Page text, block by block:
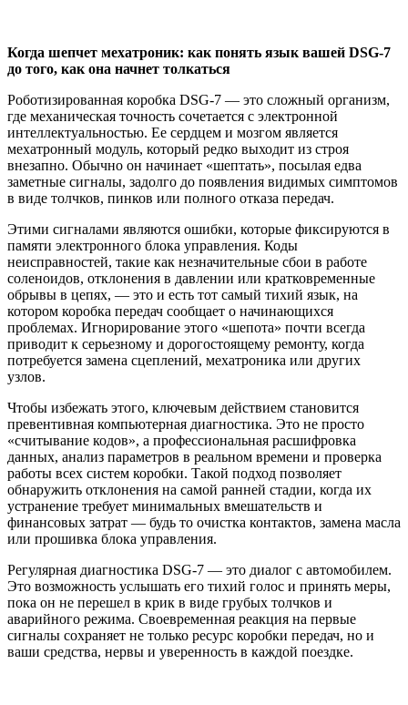
Когда шепчет мехатроник: как понять язык вашей DSG-7
до того, как она начнет толкаться
Роботизированная коробка DSG-7 — это сложный организм,
где механическая точность сочетается с электронной
интеллектуальностью. Ее сердцем и мозгом является
мехатронный модуль, который редко выходит из строя
внезапно. Обычно он начинает «шептать», посылая едва
заметные сигналы, задолго до появления видимых симптомов
в виде толчков, пинков или полного отказа передач.
Этими сигналами являются ошибки, которые фиксируются в
памяти электронного блока управления. Коды
неисправностей, такие как незначительные сбои в работе
соленоидов, отклонения в давлении или кратковременные
обрывы в цепях, — это и есть тот самый тихий язык, на
котором коробка передач сообщает о начинающихся
проблемах. Игнорирование этого «шепота» почти всегда
приводит к серьезному и дорогостоящему ремонту, когда
потребуется замена сцеплений, мехатроника или других
узлов.
Чтобы избежать этого, ключевым действием становится
превентивная компьютерная диагностика. Это не просто
«считывание кодов», а профессиональная расшифровка
данных, анализ параметров в реальном времени и проверка
работы всех систем коробки. Такой подход позволяет
обнаружить отклонения на самой ранней стадии, когда их
устранение требует минимальных вмешательств и
финансовых затрат — будь то очистка контактов, замена масла
или прошивка блока управления.
Регулярная диагностика DSG-7 — это диалог с автомобилем.
Это возможность услышать его тихий голос и принять меры,
пока он не перешел в крик в виде грубых толчков и
аварийного режима. Своевременная реакция на первые
сигналы сохраняет не только ресурс коробки передач, но и
ваши средства, нервы и уверенность в каждой поездке.